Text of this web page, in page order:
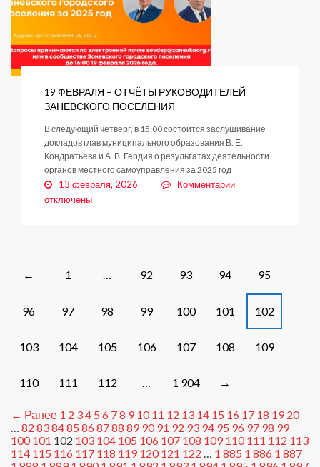
19 ФЕВРАЛЯ – ОТЧЁТЫ РУКОВОДИТЕЛЕЙ
ЗАНЕВСКОГО ПОСЕЛЕНИЯ
В следующий четверг, в 15:00 состоится заслушивание
докладов глав муниципального образования В. Е.
Кондратьева и А. В. Гердия о результатах деятельности
органов местного самоуправления за 2025 год
13 февраля, 2026 Комментариик
ЗАНЕВСКОГО
ПОСЕЛЕНИЯ
отключены
Posts
navigation
← 1 … 92 93 94 95
96 97 98 99 100 101 102
103 104 105 106 107 108 109
110 111 112 … 1 904 →
← Ранее 1 2 34 5 6 78 9 10 11 12 13 14 15 16 17 18 19 20
… 82 838485 86 8788 89 90 91 92 93 94 95 96 97 98 99
100 101 102 103 104 105 106 107 108 109 110 111 112 113
114 115 116 117 118 119 120 121 122 … 1 885 1 886 1 887